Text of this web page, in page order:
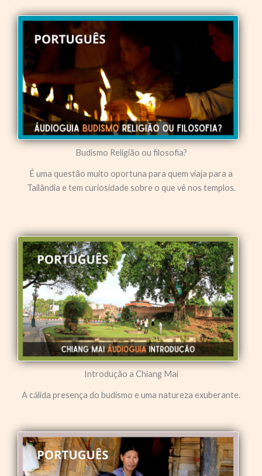
Budismo Religião ou filosofia?
É uma questão muito oportuna para quem viaja para a
Tailândia e tem curiosidade sobre o que vê nos templos.
Introdução a Chiang Mai
A cálida presença do budismo e uma natureza exuberante.